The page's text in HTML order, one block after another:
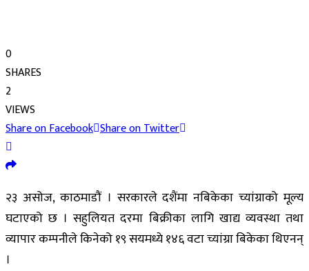
0
SHARES
2
VIEWS
Share on Facebook Share on Twitter
२३ असोज, काठमाडौं । सरकारले दशैंमा नबिकेका च्यांग्राको मूल्य
घटाएको छ । सहुलियत दरमा बिक्रीका लागि खाद्य व्यवस्था तथा
व्यापार कम्पनीले किनेको १९ सयमध्ये १४६ वटा च्यांग्रा बिकेका थिएनन्
।